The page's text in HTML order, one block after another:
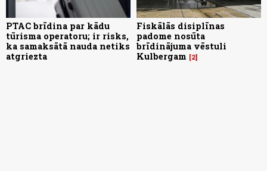
PTAC brīdina par kādu
tūrisma operatoru; ir risks,
ka samaksātā nauda netiks
atgriezta
Fiskālās disiplīnas
padome nosūta
brīdinājuma vēstuli
Kulbergam
2